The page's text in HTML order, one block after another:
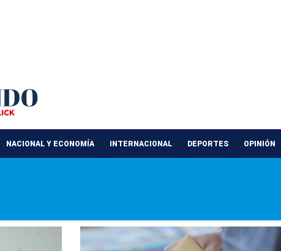
NACIONAL Y ECONOMÍA INTERNACIONAL DEPORTES OPINIÓN